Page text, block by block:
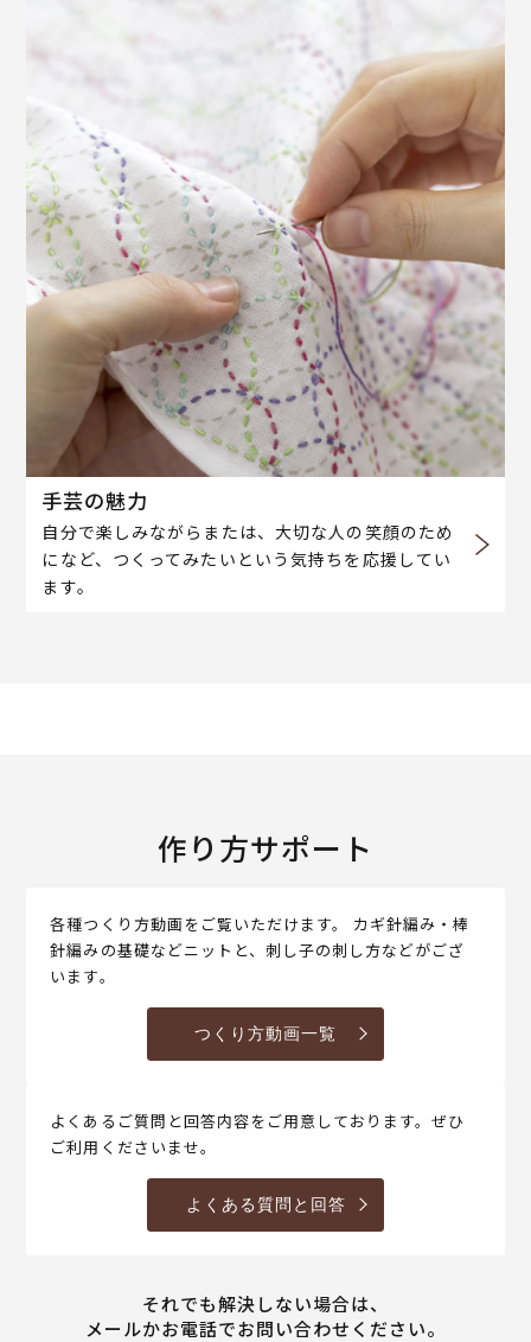
手芸の魅力
自分で楽しみながらまたは、大切な人の笑顔のため
になど、つくってみたいという気持ちを応援してい
ます。
作り方サポート
各種つくり方動画をご覧いただけます。 カギ針編み・棒
針編みの基礎などニットと、刺し子の刺し方などがござ
います。
つくり方動画一覧
よくあるご質問と回答内容をご用意しております。ぜひ
ご利用くださいませ。
よくある質問と回答
それでも解決しない場合は、
メールかお電話でお問い合わせください。